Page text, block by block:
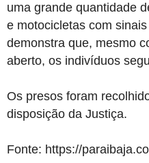
uma grande quantidade
e motocicletas com
demonstra que, mesmo
aberto, os indivíduos
Os presos foram
disposição da Justiça.
Fonte: https://